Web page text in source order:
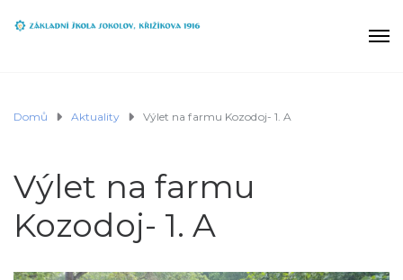
Domů Aktuality Výlet na farmu Kozodoj- 1. A
Výlet na farmu
Kozodoj- 1. A